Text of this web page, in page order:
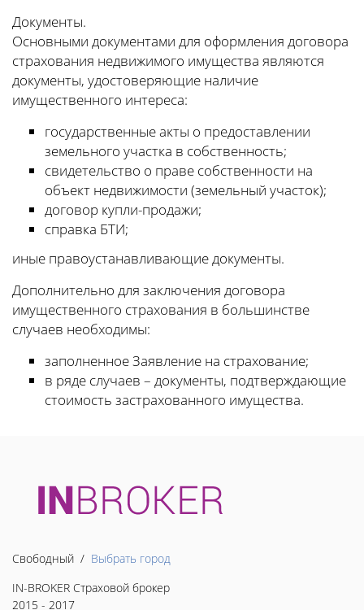
Документы.
Основными документами для оформления договора
страхования недвижимого имущества являются
документы, удостоверяющие наличие
имущественного интереса:
государственные акты о предоставлении
земельного участка в собственность;
свидетельство о праве собственности на
объект недвижимости (земельный участок);
договор купли-продажи;
справка БТИ;
иные правоустанавливающие документы.
Дополнительно для заключения договора
имущественного страхования в большинстве
случаев необходимы:
заполненное Заявление на страхование;
в ряде случаев – документы, подтверждающие
стоимость застрахованного имущества.
Свободный / Выбрать город
IN-BROKER Страховой брокер
2015 - 2017